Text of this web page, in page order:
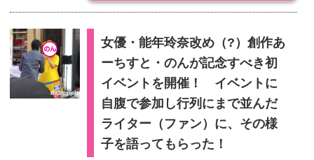
女優・能年玲奈改め（?）創作あ
ーちすと・のんが記念すべき初
イベントを開催！ イベントに
自腹で参加し行列にまで並んだ
ライター（ファン）に、その様
子を語ってもらった！